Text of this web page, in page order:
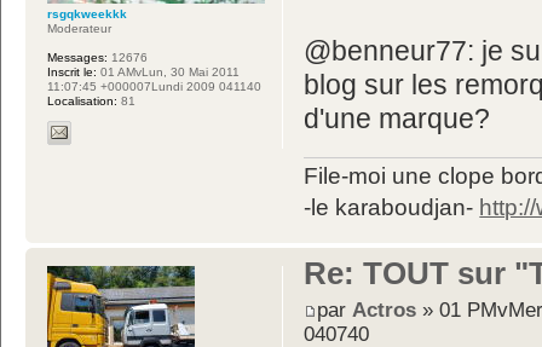
@benneur77: je
blog sur les
d'une marque?
File-moi une clope
-le karaboudjan-
rsgqkweekkk
Moderateur
Messages: 12676
Inscrit le: 01 AMvLun, 30 Mai 2011
11:07:45 +000007Lundi 2009 041140
Localisation: 81
Re: TOUT sur
par Actros » 01
040740